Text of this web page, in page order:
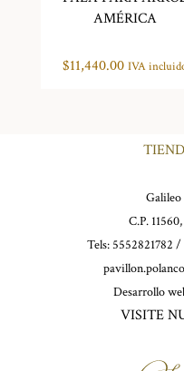
AMÉRICA
$11,440.00 IVA
Galileo
C.P.
Tels: 5552821782
Desarrollo
VISITE